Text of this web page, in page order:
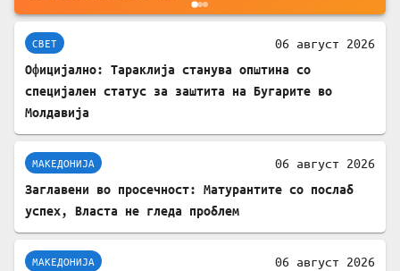
СВЕТ 06 август 2026
Официјално: Тараклија станува општина со
специјален статус за заштита на Бугарите во
Молдавија
МАКЕДОНИЈА 06 август 2026
Заглавени во просечност: Матурантите со послаб
успех, Власта не гледа проблем
МАКЕДОНИЈА 06 август 2026